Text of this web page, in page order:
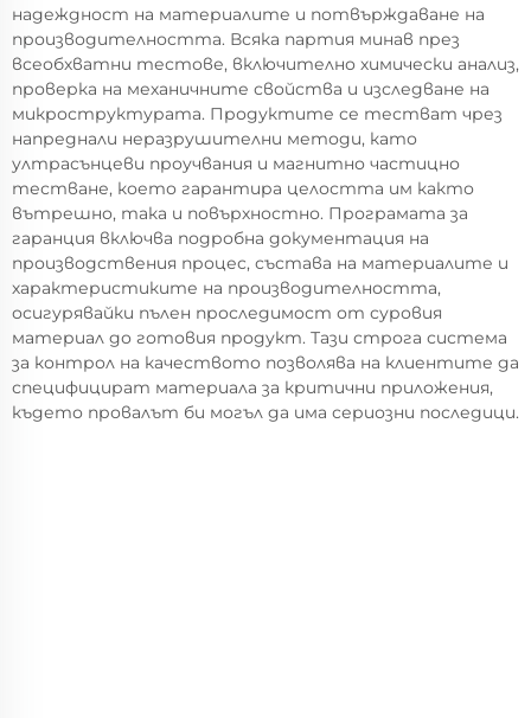
надеждност на материалите и потвърждаване на
производителността. Всяка партия минав през
всеобхватни тестове, включително химически анализ,
проверка на механичните свойства и изследване на
микроструктурата. Продуктите се тестват чрез
напреднали неразрушителни методи, като
ултрасънцеви проучвания и магнитно частицно
тестване, което гарантира целостта им както
вътрешно, така и повърхностно. Програмата за
гаранция включва подробна документация на
производствения процес, състава на материалите и
характеристиките на производителността,
осигурявайки пълен проследимост от суровия
материал до готовия продукт. Тази строга система
за контрол на качеството позволява на клиентите да
специфицират материала за критични приложения,
където провалът би могъл да има сериозни последици.